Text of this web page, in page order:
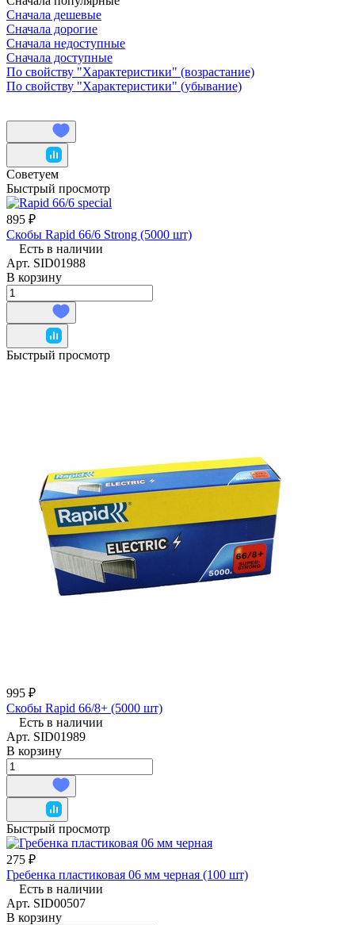
Сначала дешевые
Сначала дорогие
Сначала недоступные
Сначала доступные
По свойству "Характеристики" (возрастание)
По свойству "Характеристики" (убывание)
Советуем
Быстрый просмотр
895 ₽
Скобы Rapid 66/6 Strong (5000 шт)
Есть в наличии
Арт. SID01988
В корзину
Быстрый просмотр
995 ₽
Скобы Rapid 66/8+ (5000 шт)
Есть в наличии
Арт. SID01989
В корзину
Быстрый просмотр
275 ₽
Гребенка пластиковая 06 мм черная (100 шт)
Есть в наличии
Арт. SID00507
В корзину